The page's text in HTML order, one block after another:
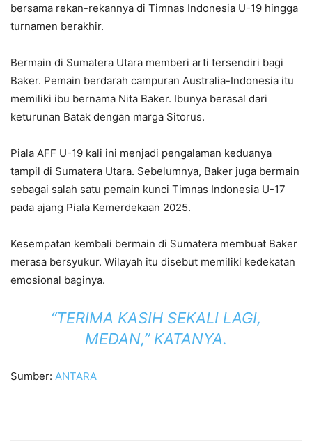
bersama rekan-rekannya di Timnas Indonesia U-19 hingga
turnamen berakhir.
Bermain di Sumatera Utara memberi arti tersendiri bagi
Baker. Pemain berdarah campuran Australia-Indonesia itu
memiliki ibu bernama Nita Baker. Ibunya berasal dari
keturunan Batak dengan marga Sitorus.
Piala AFF U-19 kali ini menjadi pengalaman keduanya
tampil di Sumatera Utara. Sebelumnya, Baker juga bermain
sebagai salah satu pemain kunci Timnas Indonesia U-17
pada ajang Piala Kemerdekaan 2025.
Kesempatan kembali bermain di Sumatera membuat Baker
merasa bersyukur. Wilayah itu disebut memiliki kedekatan
emosional baginya.
“TERIMA KASIH SEKALI LAGI,
MEDAN,” KATANYA.
Sumber: ANTARA